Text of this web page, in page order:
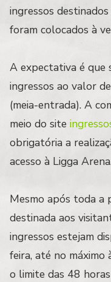
ingressos
foram colocados à
A expectativa é que
ingressos ao valor
(meia-entrada). A
meio do site
obrigatória a
acesso à Ligga
Mesmo após toda a
destinada aos
ingressos estejam
feira, até no
o limite das 48